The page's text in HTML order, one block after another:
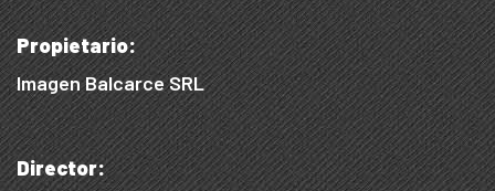
Propietario:
Imagen Balcarce SRL
Director: